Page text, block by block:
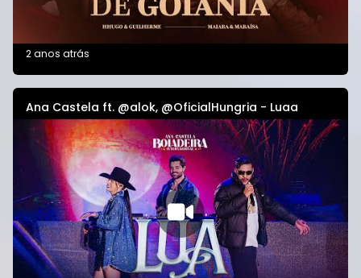
2 anos atrás
Ana Castela ft. @alok, @OficialHungria - Luaa